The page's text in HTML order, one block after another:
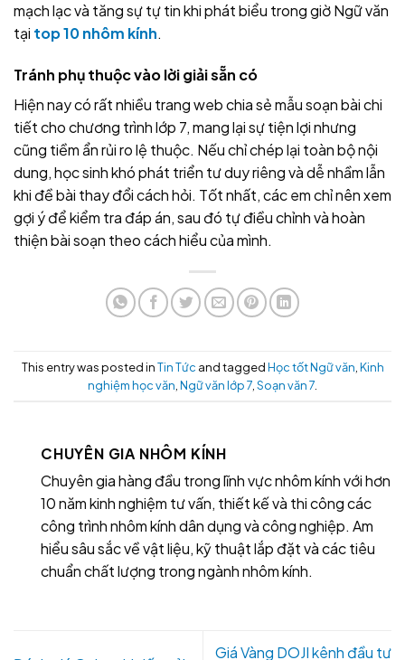
mạch lạc và tăng sự tự tin khi phát biểu trong giờ Ngữ văn
tại top 10 nhôm kính.
Tránh phụ thuộc vào lời giải sẵn có
Hiện nay có rất nhiều trang web chia sẻ mẫu soạn bài chi
tiết cho chương trình lớp 7, mang lại sự tiện lợi nhưng
cũng tiềm ẩn rủi ro lệ thuộc. Nếu chỉ chép lại toàn bộ nội
dung, học sinh khó phát triển tư duy riêng và dễ nhầm lẫn
khi đề bài thay đổi cách hỏi. Tốt nhất, các em chỉ nên xem
gợi ý để kiểm tra đáp án, sau đó tự điều chỉnh và hoàn
thiện bài soạn theo cách hiểu của mình.
This entry was posted inTin Tức and taggedHọc tốt Ngữ văn Kinh
nghiệm học văn Ngữ văn lớp 7 Soạn văn 7
CHUYÊN GIA NHÔM KÍNH
Chuyên gia hàng đầu trong lĩnh vực nhôm kính với hơn
10 năm kinh nghiệm tư vấn, thiết kế và thi công các
công trình nhôm kính dân dụng và công nghiệp. Am
hiểu sâu sắc về vật liệu, kỹ thuật lắp đặt và các tiêu
chuẩn chất lượng trong ngành nhôm kính.
Giá Vàng DOJI kênh đầu tư